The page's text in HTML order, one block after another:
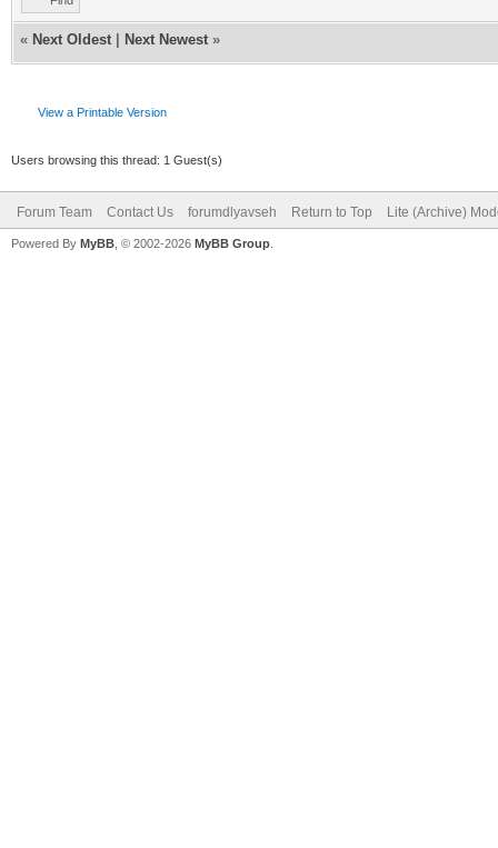
« Next Oldest Next Newest »
View a Printable Version
Users browsing this thread: 1 Guest(s)
Forum Team Contact Us forumdlyavseh Return to Top Lite (Archive)
Powered By MyBB , © 2002-2026 MyBB Group